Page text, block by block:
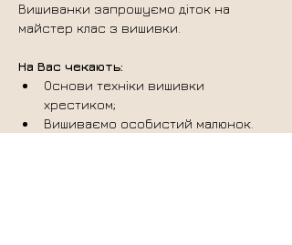
Вишиванки запрошуємо діток на
майстер клас з вишивки.
На Вас чекають:
Основи техніки вишивки
хрестиком;
Вишиваємо особистий малюнок.